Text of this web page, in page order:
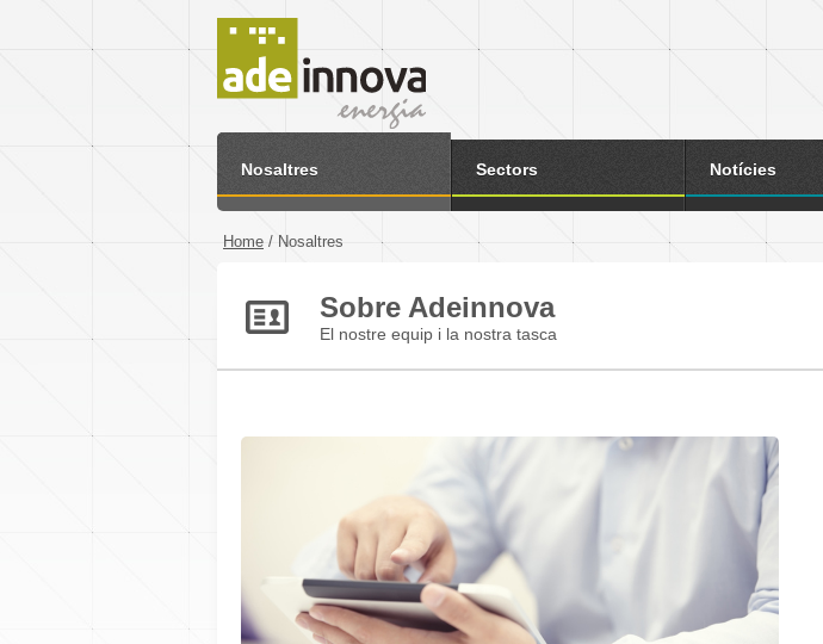
Nosaltres Sectors Notícies
Home / Nosaltres
Sobre Adeinnova
El nostre equip i la nostra tasca